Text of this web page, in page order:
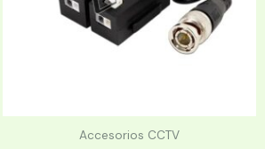
Accesorios CCTV